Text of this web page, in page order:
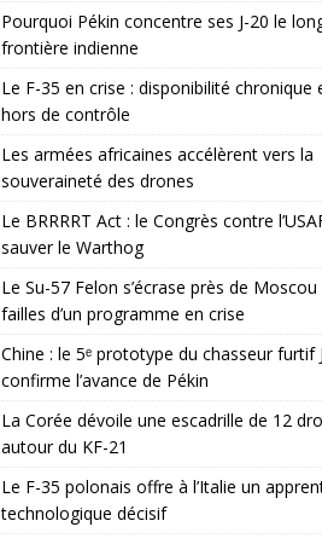
Pourquoi Pékin concentre ses J-20 le
frontière indienne
Le F-35 en crise : disponibilité chronique
hors de contrôle
Les armées africaines accélèrent vers la
souveraineté des drones
Le BRRRRT Act : le Congrès contre
sauver le Warthog
Le Su-57 Felon s’écrase près de Moscou
failles d’un programme en crise
Chine : le 5ᵉ prototype du chasseur furtif
confirme l’avance de Pékin
La Corée dévoile une escadrille de 12
autour du KF-21
Le F-35 polonais offre à l’Italie un
technologique décisif